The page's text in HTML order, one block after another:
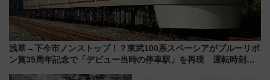
浅草→下今市ノンストップ！？東武100系スペーシアがブルーリボ
ン賞35周年記念で「デビュー当時の停車駅」を再現 運転時刻や